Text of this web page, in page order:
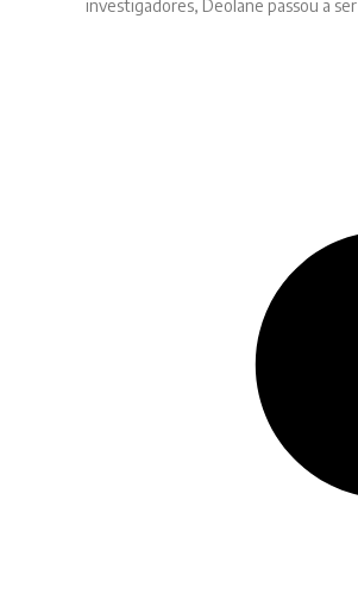
investigadores, Deolane passou a ser